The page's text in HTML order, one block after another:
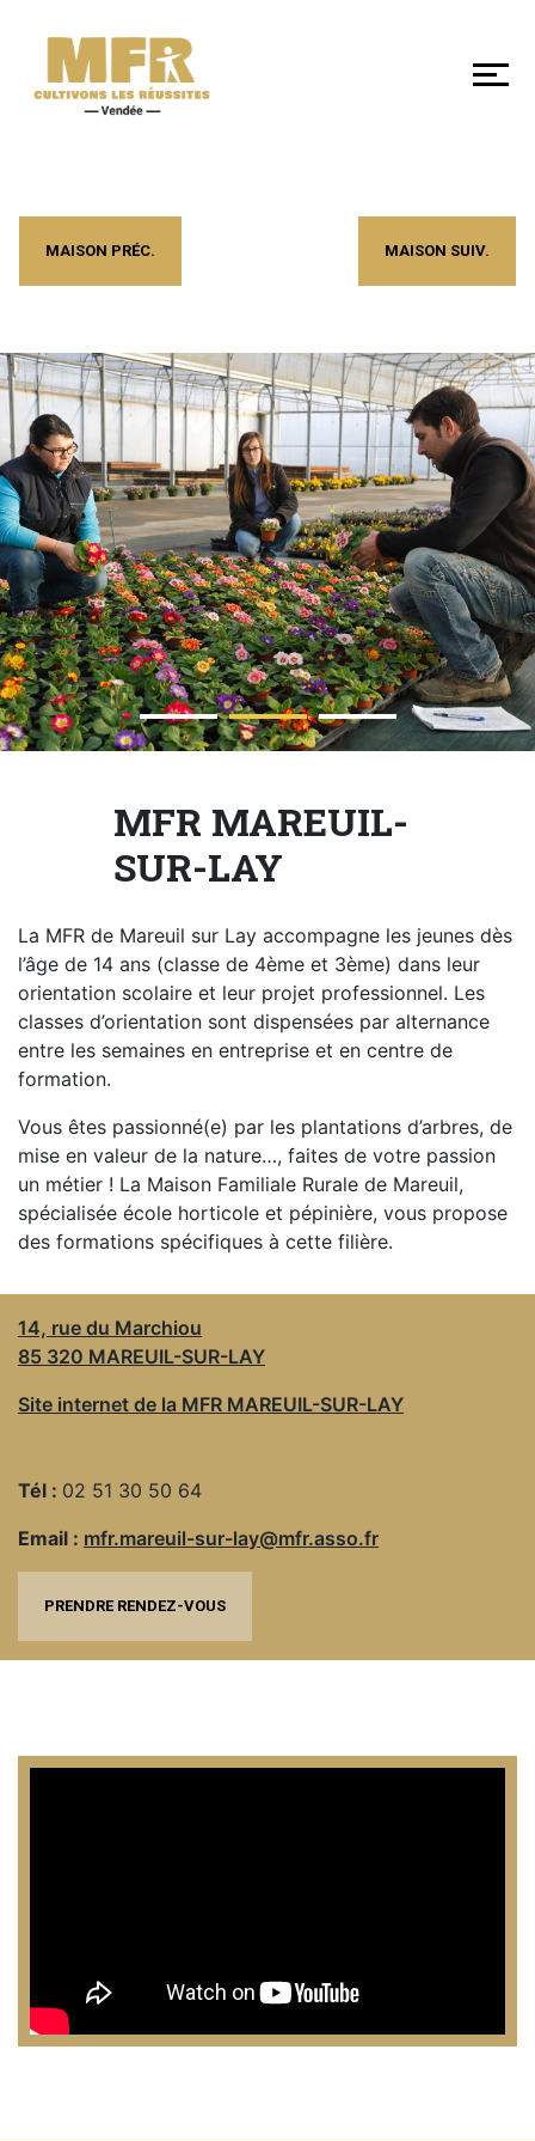
DÉCOUVRIR
NOS
MFR
SE
FORMER
LES
+
EN
MFR
NOTRE
ACTUALITÉ
VENEZ
TRAVAILLER
VOUS
NOUS
CONTACTER
ESPACE
PRO
MAISON PRÉC. MAISON SUIV.
MFR MAREUIL-
SUR-LAY
La MFR de Mareuil sur Lay accompagne les jeunes dès
l’âge de 14 ans (classe de 4ème et 3ème) dans leur
orientation scolaire et leur projet professionnel. Les
classes d’orientation sont dispensées par alternance
entre les semaines en entreprise et en centre de
formation.
Vous êtes passionné(e) par les plantations d’arbres, de
mise en valeur de la nature…, faites de votre passion
un métier ! La Maison Familiale Rurale de Mareuil,
spécialisée école horticole et pépinière, vous propose
des formations spécifiques à cette filière.
14, rue du Marchiou
85 320 MAREUIL-SUR-LAY
Site internet de la MFR MAREUIL-SUR-LAY
Tél : 02 51 30 50 64
Email : mfr.mareuil-sur-lay@mfr.asso.fr
PRENDRE RENDEZ-VOUS